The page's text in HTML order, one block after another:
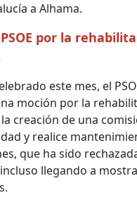
a Alhama.
por la
este mes, el
moción por la
creación de una
y realice
que ha sido
llegando a